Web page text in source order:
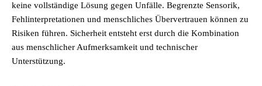
keine vollständige Lösung gegen Unfälle. Begrenzte Sensorik,
Fehlinterpretationen und menschliches Übervertrauen können zu
Risiken führen. Sicherheit entsteht erst durch die Kombination
aus menschlicher Aufmerksamkeit und technischer
Unterstützung.